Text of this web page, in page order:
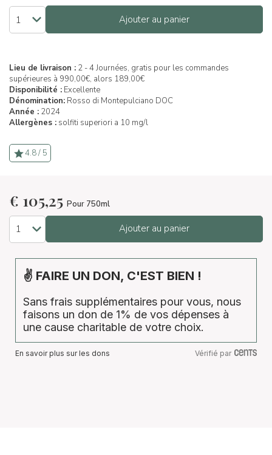
Ajouter au panier
Lieu de livraison : 2 - 4 Journées, gratis pour les commandes
supérieures à 990,00€, alors 189,00€
Disponibilité : Excellente
Dénomination: Rosso di Montepulciano DOC
Année : 2024
Allergènes : solfiti superiori a 10 mg/l
4.8 / 5
€ 105,25 Pour 750ml
Ajouter au panier
✌ FAIRE UN DON, C'EST BIEN !
Sans frais supplémentaires pour vous, nous
faisons un don de 1% de vos dépenses à
une cause charitable de votre choix.
En savoir plus sur les dons Vérifié par